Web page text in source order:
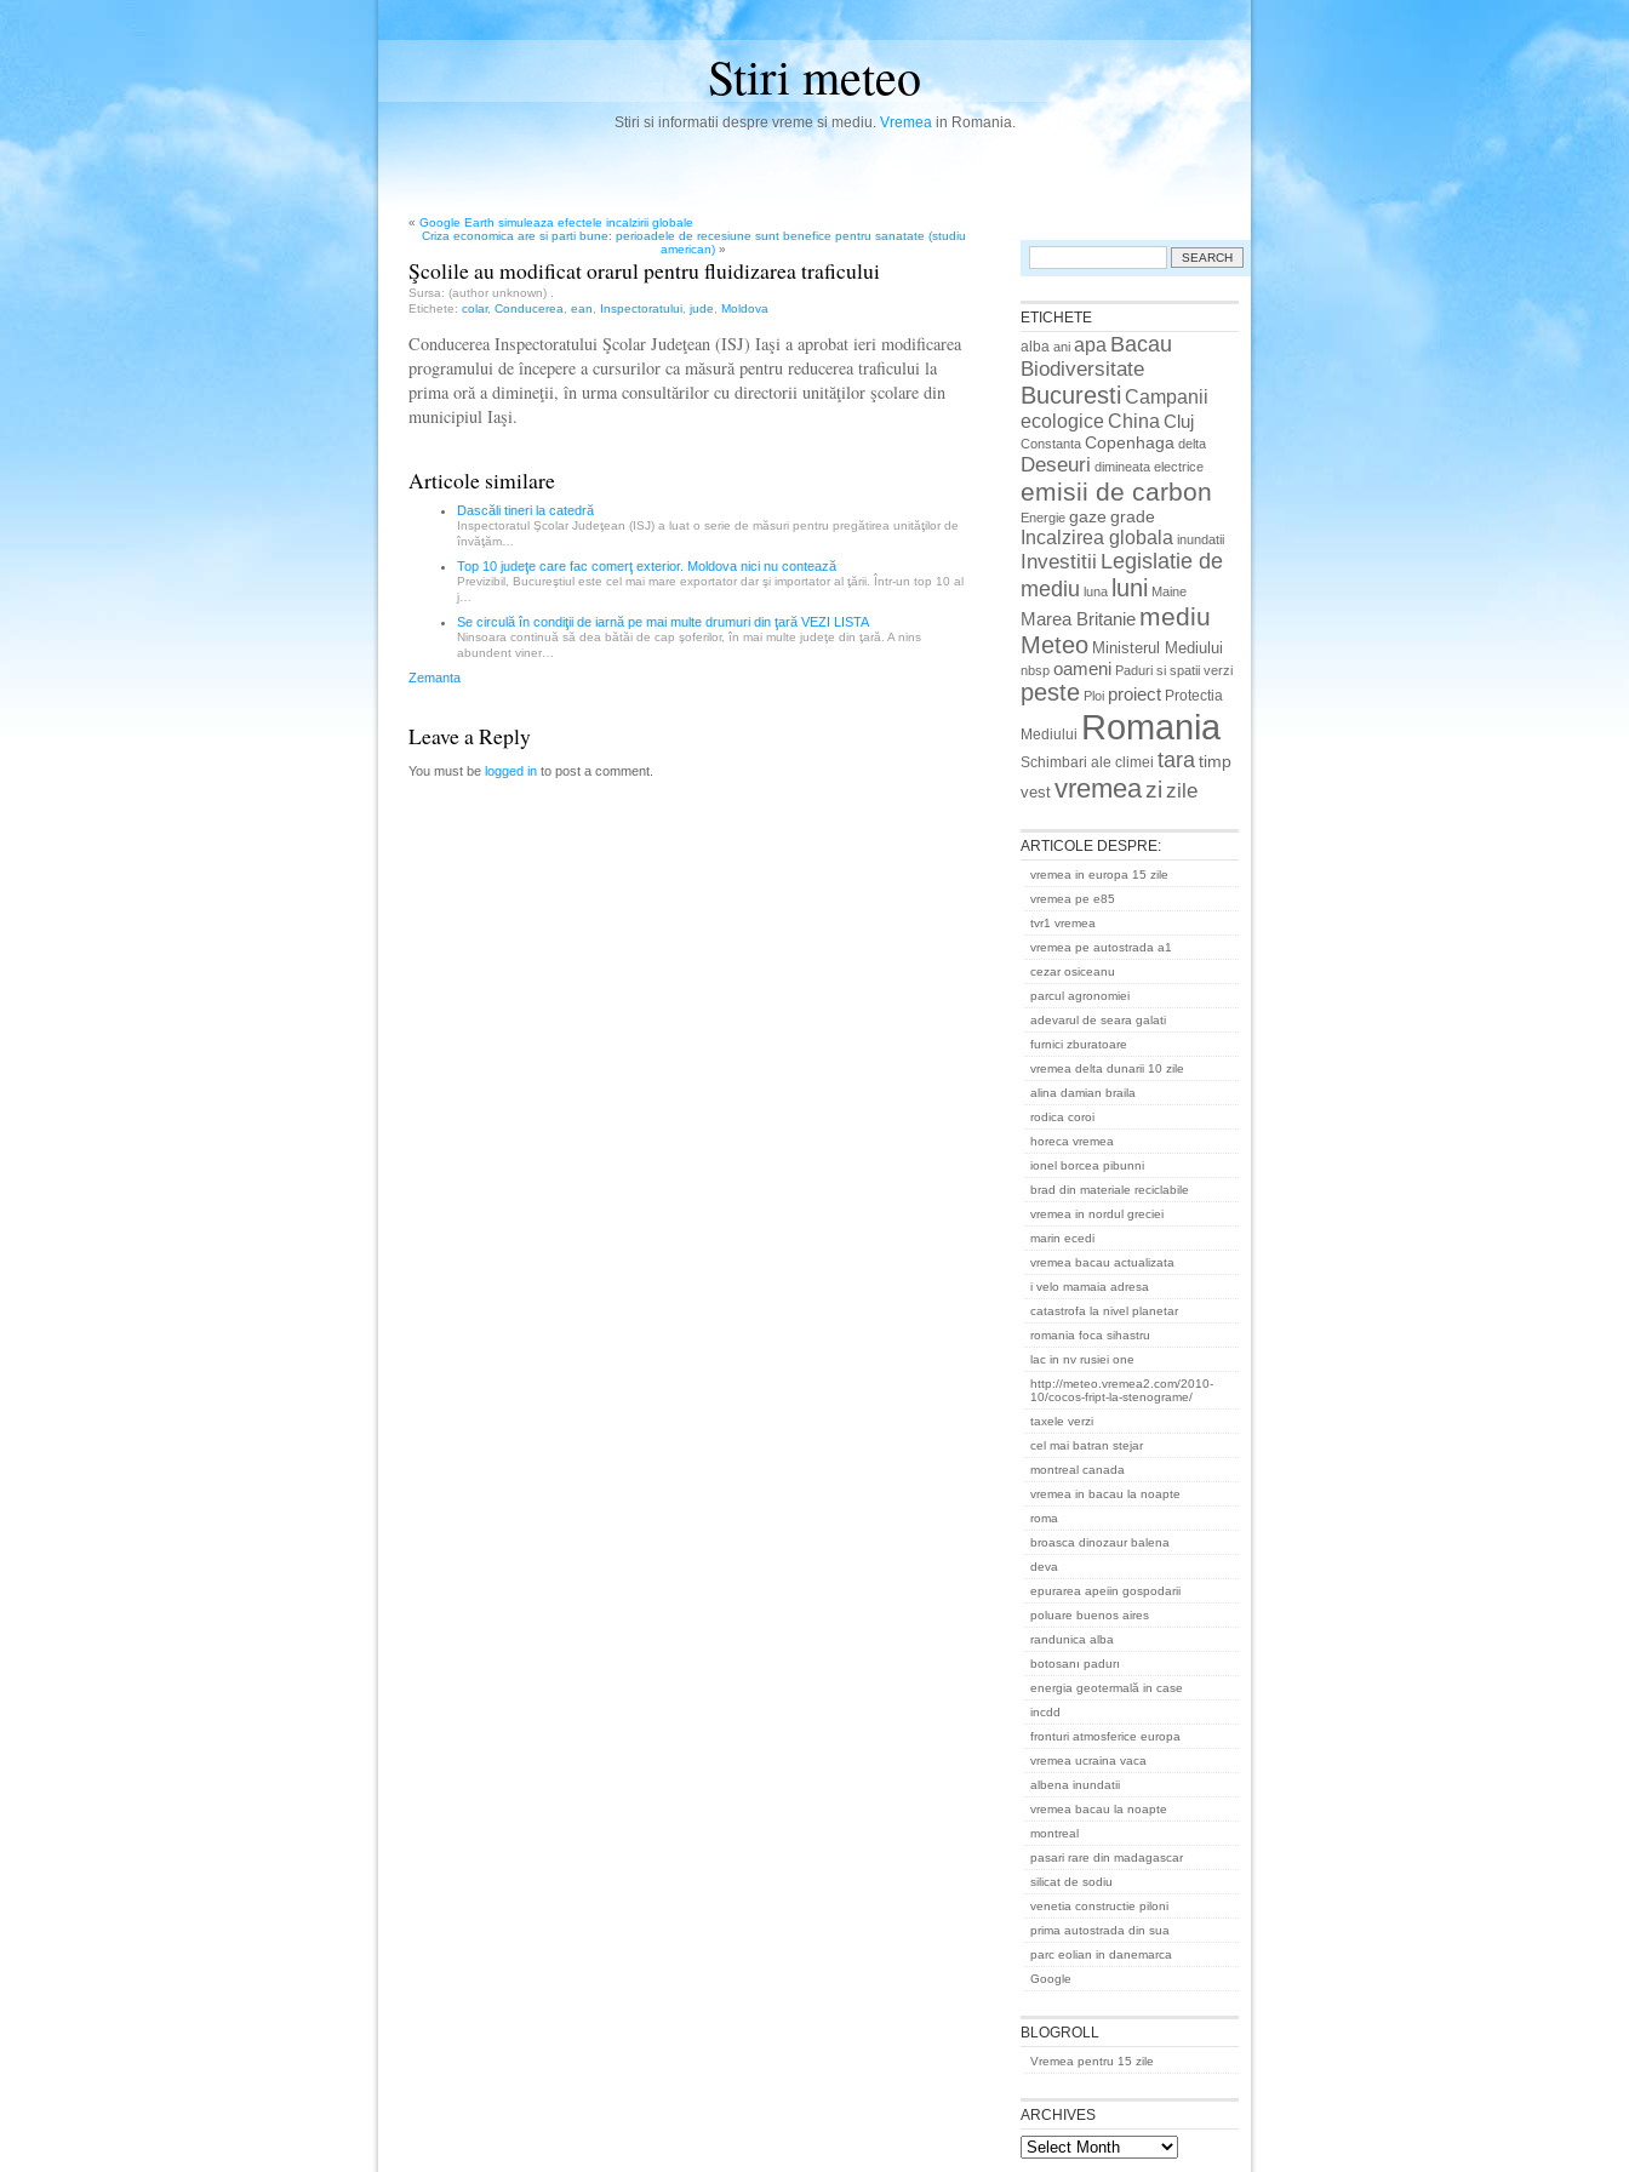
Stiri meteo
Stiri si informatii despre vreme si mediu. Vremeain Romania.
« Google Earth simuleaza efectele incalzirii globale
Criza economica are si parti bune: perioadele de recesiune sunt benefice pentru sanatate (studiu
american) »
Şcolile au modificat orarul pentru fluidizarea traficului
Sursa: (author unknown)
Etichete: colar, Conducerea ean Inspectoratului jude Moldova
Conducerea Inspectoratului Şcolar Judeţean (ISJ) Iaşi a aprobat ieri modificarea
programului de începere a cursurilor ca măsură pentru reducerea traficului la
prima oră a dimineţii, în urma consultărilor cu directorii unităţilor şcolare din
municipiul Iaşi.
Articole similare
Dascăli tineri la catedră
Inspectoratul Şcolar Judeţean (ISJ) a luat o serie de măsuri pentru pregătirea unităţilor de
învăţăm…
Top 10 judeţe care fac comerţ exterior. Moldova nici nu contează
Previzibil, Bucureştiul este cel mai mare exportator dar şi importator al ţării. Într-un top 10 al
j…
Se circulă în condiţii de iarnă pe mai multe drumuri din ţară VEZI LISTA
Ninsoara continuă să dea bătăi de cap şoferilor, în mai multe judeţe din ţară. A nins
abundent viner…
Zemanta
Leave a Reply
You must be logged in to post a comment.
Search
ETICHETE
alba ani apa Bacau
Biodiversitate
Bucuresti Campanii
ecologiceChina Cluj
Constanta Copenhaga delta
Deseuri dimineata electrice
emisii de carbon
Energie gaze grade
Incalzirea globala inundatii
Investitii Legislatie de
mediu luna luni Maine
Marea Britanie mediu
Meteo Ministerul Mediului
nbsp oameni Paduri si spatii verzi
peste Ploi proiect Protectia
Mediului Romania
Schimbari ale climei taratimp
vest vremeazi zile
ARTICOLE DESPRE:
vremea in europa 15 zile
vremea pe e85
tvr1 vremea
vremea pe autostrada a1
cezar osiceanu
parcul agronomiei
adevarul de seara galati
furnici zburatoare
vremea delta dunarii 10 zile
alina damian braila
rodica coroi
horeca vremea
ionel borcea pibunni
brad din materiale reciclabile
vremea in nordul greciei
marin ecedi
vremea bacau actualizata
i velo mamaia adresa
catastrofa la nivel planetar
romania foca sihastru
lac in nv rusiei one
http://meteo.vremea2.com/2010-
10/cocos-fript-la-stenograme/
taxele verzi
cel mai batran stejar
montreal canada
vremea in bacau la noapte
roma
broasca dinozaur balena
deva
epurarea apeiin gospodarii
poluare buenos aires
randunica alba
botosanı padurı
energia geotermală in case
incdd
fronturi atmosferice europa
vremea ucraina vaca
albena inundatii
vremea bacau la noapte
montreal
pasari rare din madagascar
silicat de sodiu
venetia constructie piloni
prima autostrada din sua
parc eolian in danemarca
Google
BLOGROLL
Vremea pentru 15 zile
ARCHIVES
Archives